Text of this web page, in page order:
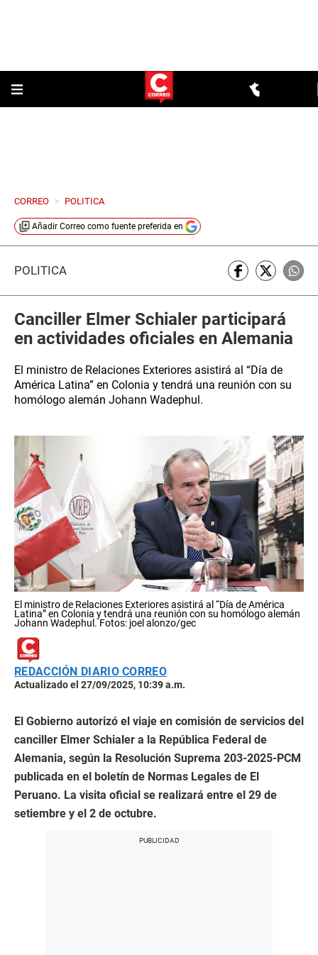
CORREO > POLITICA
Añadir Correo como fuente preferida en
POLÍTICA
Canciller Elmer Schialer participará
en actividades oficiales en Alemania
El ministro de Relaciones Exteriores asistirá al “Día de
América Latina” en Colonia y tendrá una reunión con su
homólogo alemán Johann Wadephul.
El ministro de Relaciones Exteriores asistirá al “Día de América
Latina” en Colonia y tendrá una reunión con su homólogo alemán
Johann Wadephul. Fotos: joel alonzo/gec
REDACCIÓN DIARIO CORREO
Actualizado el 27/09/2025, 10:39 a.m.
El Gobierno autorizó el viaje en comisión de servicios del
canciller Elmer Schialer a la República Federal de
Alemania, según la Resolución Suprema 203-2025-PCM
publicada en el boletín de Normas Legales de El
Peruano. La visita oficial se realizará entre el 29 de
setiembre y el 2 de octubre.